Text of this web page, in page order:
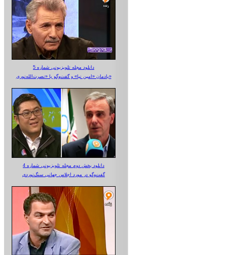
دانلود مجله تلویزیونی شماره 5
یادمان «امین نیا» و گفت‌وگو با «نصرت‌الله‌نوری»
دانلود بخش دوم مجله تلویزیونی شماره 4
گفت‌وگو در مورد اجلاس جهانی سنگ‌نوردی